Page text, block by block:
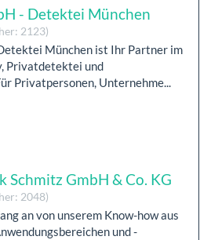
- Detektei München
2123)
München ist Ihr Partner im
Privatdetektei und
Privatpersonen, Unternehme...
Schmitz GmbH & Co. KG
2048)
an von unserem Know-how aus
und -